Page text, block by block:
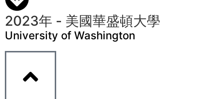
2023年 - 美國華盛頓大學
University of Washington